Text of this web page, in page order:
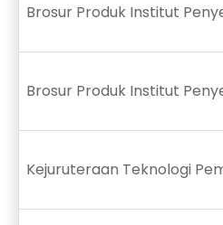
Brosur Produk Institut
Brosur Produk Institut
Kejuruteraan Teknologi